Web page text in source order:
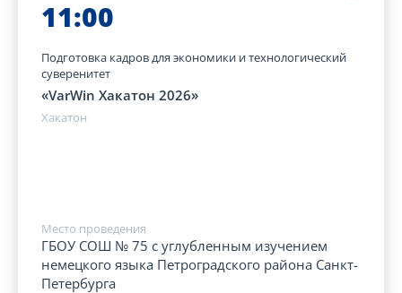
11:00
Подготовка кадров для экономики и технологический
суверенитет
«VarWin Хакатон 2026»
Хакатон
Место проведения
ГБОУ СОШ № 75 с углубленным изучением
немецкого языка Петроградского района Санкт-
Петербурга